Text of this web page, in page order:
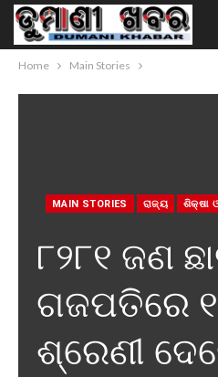
Home Main Stories
MAIN STORIES ରାଜ୍ୟ ଶି‍କ୍ଷା
୮୨୮୧ ଜଣ
ଗଜପତିରେ
ଶ୍ରେଣୀ